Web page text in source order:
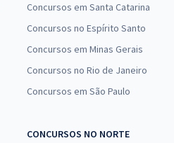
Concursos em Santa Catarina
Concursos no Espírito Santo
Concursos em Minas Gerais
Concursos no Rio de Janeiro
Concursos em São Paulo
CONCURSOS NO NORTE